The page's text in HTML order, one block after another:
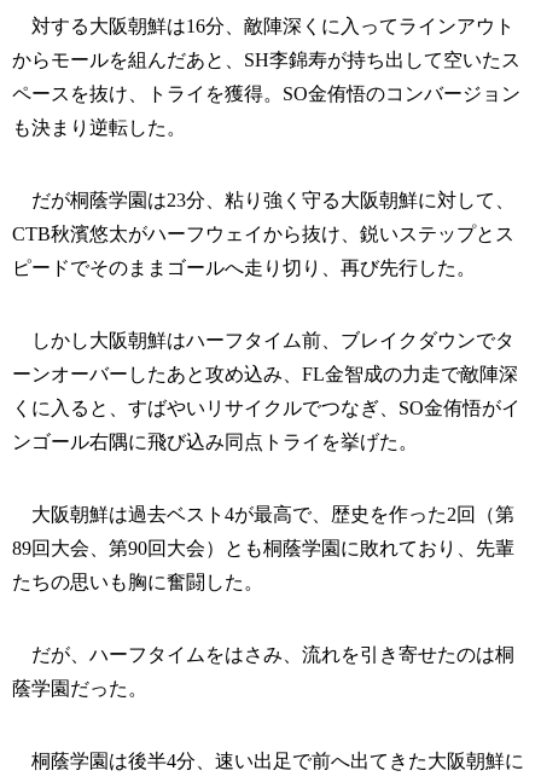
対する大阪朝鮮は16分、敵陣深くに入ってラインアウト
からモールを組んだあと、SH李錦寿が持ち出して空いたス
ペースを抜け、トライを獲得。SO金侑悟のコンバージョン
も決まり逆転した。
だが桐蔭学園は23分、粘り強く守る大阪朝鮮に対して、
CTB秋濱悠太がハーフウェイから抜け、鋭いステップとス
ピードでそのままゴールへ走り切り、再び先行した。
しかし大阪朝鮮はハーフタイム前、ブレイクダウンでタ
ーンオーバーしたあと攻め込み、FL金智成の力走で敵陣深
くに入ると、すばやいリサイクルでつなぎ、SO金侑悟がイ
ンゴール右隅に飛び込み同点トライを挙げた。
大阪朝鮮は過去ベスト4が最高で、歴史を作った2回（第
89回大会、第90回大会）とも桐蔭学園に敗れており、先輩
たちの思いも胸に奮闘した。
だが、ハーフタイムをはさみ、流れを引き寄せたのは桐
蔭学園だった。
桐蔭学園は後半4分、速い出足で前へ出てきた大阪朝鮮に